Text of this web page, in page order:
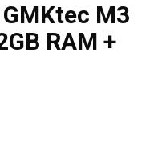
M3
RAM +